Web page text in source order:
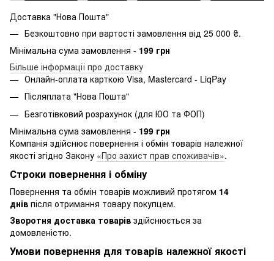
Доставка "Нова Пошта"
Безкоштовно при вартості замовлення від 25 000 ₴.
Мінімальна сума замовлення - 199 грн
Більше інформації про доставку
Онлайн-оплата карткою Visa, Mastercard - LiqPay
Післяплата "Нова Пошта"
Безготівковий розрахунок (для ЮО та ФОП)
Мінімальна сума замовлення - 199 грн
Компанія здійснює повернення і обмін товарів належної
якості згідно Закону «Про захист прав споживачів».
Строки повернення і обміну
Повернення та обмін товарів можливий протягом 14
днів після отримання товару покупцем.
Зворотня доставка товарів здійснюється за
домовленістю.
Умови повернення для товарів належної якості